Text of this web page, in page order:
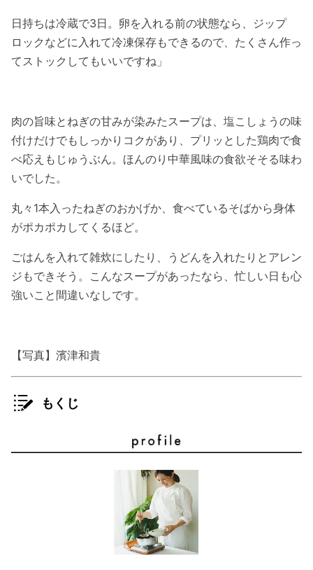
日持ちは冷蔵で3日。卵を入れる前の状態なら、ジップ
ロックなどに入れて冷凍保存もできるので、たくさん作っ
てストックしてもいいですね」
肉の旨味とねぎの甘みが染みたスープは、塩こしょうの味
付けだけでもしっかりコクがあり、プリッとした鶏肉で食
べ応えもじゅうぶん。ほんのり中華風味の食欲そそる味わ
いでした。
丸々1本入ったねぎのおかげか、食べているそばから身体
がポカポカしてくるほど。
ごはんを入れて雑炊にしたり、うどんを入れたりとアレン
ジもできそう。こんなスープがあったなら、忙しい日も心
強いこと間違いなしです。
【写真】濱津和貴
もくじ